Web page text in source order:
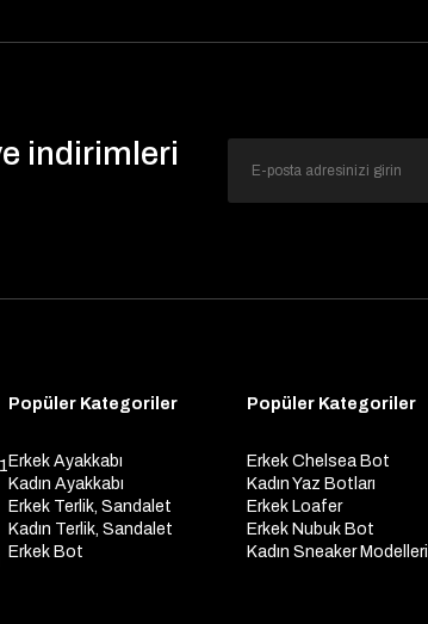
indirimleri
Popüler Kategoriler
Erkek Ayakkabı
Kadın Ayakkabı
Erkek Terlik, Sandalet
Kadın Terlik, Sandalet
Erkek Bot
Popüler Kategoriler
Erkek Chelsea Bot
Kadın Yaz Botları
Erkek Loafer
Erkek Nubuk Bot
Kadın Sneaker Modelleri